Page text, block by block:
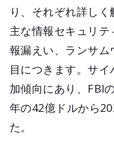
り、それぞれ詳し
主な情報セキュリ
報漏えい、ランサ
目につきます。サ
加傾向にあり、FBI
年の42億ドルから
た。